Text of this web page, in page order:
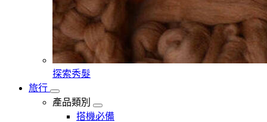
探索秀髮
旅行
產品類別
搭機必備